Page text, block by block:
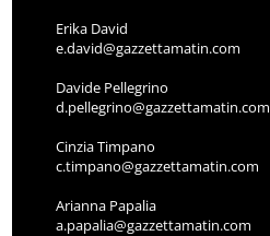
Erika David
e.david@gazzettamatin.com
Davide Pellegrino
d.pellegrino@gazzettamatin.com
Cinzia Timpano
c.timpano@gazzettamatin.com
Arianna Papalia
a.papalia@gazzettamatin.com